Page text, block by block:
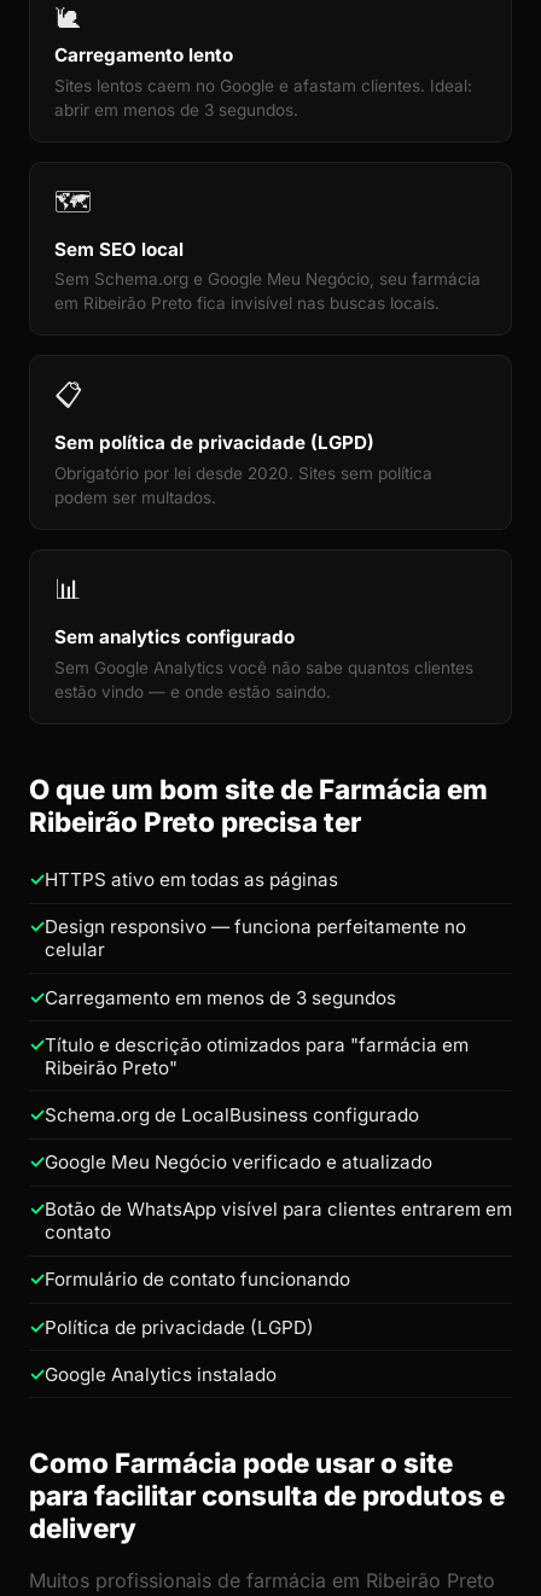
🐌
Carregamento lento
Sites lentos caem no Google e afastam clientes. Ideal:
abrir em menos de 3 segundos.
🗺️
Sem SEO local
Sem Schema.org e Google Meu Negócio, seu farmácia
em Ribeirão Preto fica invisível nas buscas locais.
📋
Sem política de privacidade (LGPD)
Obrigatório por lei desde 2020. Sites sem política
podem ser multados.
📊
Sem analytics configurado
Sem Google Analytics você não sabe quantos clientes
estão vindo — e onde estão saindo.
O que um bom site de Farmácia em
Ribeirão Preto precisa ter
HTTPS ativo em todas as páginas
Design responsivo — funciona perfeitamente no
celular
Carregamento em menos de 3 segundos
Título e descrição otimizados para "farmácia em
Ribeirão Preto"
Schema.org de LocalBusiness configurado
Google Meu Negócio verificado e atualizado
Botão de WhatsApp visível para clientes entrarem em
contato
Formulário de contato funcionando
Política de privacidade (LGPD)
Google Analytics instalado
Como Farmácia pode usar o site
para facilitar consulta de produtos e
delivery
Muitos profissionais de farmácia em Ribeirão Preto